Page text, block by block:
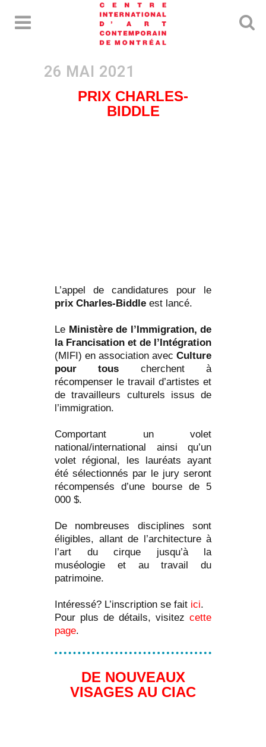
PRIX CHARLES-
BIDDLE
L’appel de candidatures pour le
prix Charles-Biddle est lancé.
Le Ministère de l’Immigration, de
la Francisation et de l’Intégration
(MIFI) en association avec Culture
pour tous cherchent à
récompenser le travail d’artistes et
de travailleurs culturels issus de
l’immigration.
Comportant un volet
national/international ainsi qu’un
volet régional, les lauréats ayant
été sélectionnés par le jury seront
récompensés d’une bourse de 5
000 $.
De nombreuses disciplines sont
éligibles, allant de l’architecture à
l’art du cirque jusqu’à la
muséologie et au travail du
patrimoine.
Intéressé? L’inscription se fait ici.
Pour plus de détails, visitez cette
page.
DE NOUVEAUX
VISAGES AU CIAC